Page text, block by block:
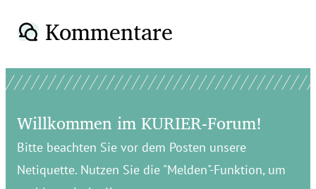
Kommentare